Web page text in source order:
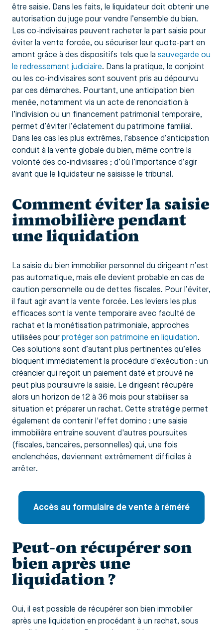
être saisie. Dans les faits, le liquidateur doit obtenir une
autorisation du juge pour vendre l’ensemble du bien.
Les co-indivisaires peuvent racheter la part saisie pour
éviter la vente forcée, ou sécuriser leur quote-part en
amont grâce à des dispositifs tels que la sauvegarde ou
le redressement judiciaire. Dans la pratique, le conjoint
ou les co-indivisaires sont souvent pris au dépourvu
par ces démarches. Pourtant, une anticipation bien
menée, notamment via un acte de renonciation à
l’indivision ou un financement patrimonial temporaire,
permet d’éviter l’éclatement du patrimoine familial.
Dans les cas les plus extrêmes, l’absence d’anticipation
conduit à la vente globale du bien, même contre la
volonté des co-indivisaires ; d’où l’importance d’agir
avant que le liquidateur ne saisisse le tribunal.
Comment éviter la saisie
immobilière pendant
une liquidation
La saisie du bien immobilier personnel du dirigeant n’est
pas automatique, mais elle devient probable en cas de
caution personnelle ou de dettes fiscales. Pour l’éviter,
il faut agir avant la vente forcée. Les leviers les plus
efficaces sont la vente temporaire avec faculté de
rachat et la monétisation patrimoniale, approches
utilisées pour protéger son patrimoine en liquidation.
Ces solutions sont d’autant plus pertinentes qu’elles
bloquent immédiatement la procédure d'exécution : un
créancier qui reçoit un paiement daté et prouvé ne
peut plus poursuivre la saisie. Le dirigeant récupère
alors un horizon de 12 à 36 mois pour stabiliser sa
situation et préparer un rachat. Cette stratégie permet
également de contenir l'effet domino : une saisie
immobilière entraîne souvent d'autres poursuites
(fiscales, bancaires, personnelles) qui, une fois
enclenchées, deviennent extrêmement difficiles à
arrêter.
Accès au formulaire de vente à réméré
Peut-on récupérer son
bien après une
liquidation ?
Oui, il est possible de récupérer son bien immobilier
après une liquidation en procédant à un rachat, sous